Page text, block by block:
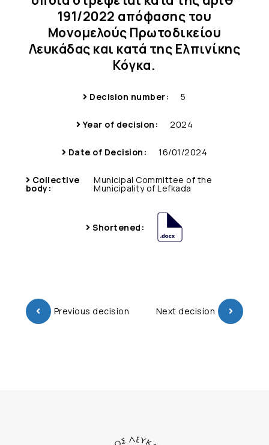
191/2022 απόφασης του
Μονομελούς Πρωτοδικείου
Λευκάδας και κατά της Ελπινίκης
Κόγκα.
Decision number: 5
Year of decision: 2024
Date of Decision: 16/01/2024
Collective
body:
Municipal Committee of the
Municipality of Lefkada
Shortened:
Previous decision Next decision